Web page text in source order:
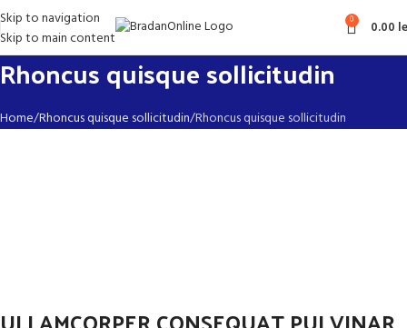
Skip to navigation
Skip to main content
0 0.00
Rhoncus quisque sollicitudin
Home Rhoncus quisque sollicitudin Rhoncus quisque sollicitudin